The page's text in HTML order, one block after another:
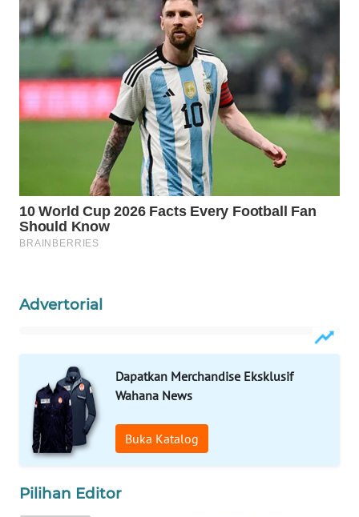
Advertorial
Dapatkan Merchandise Eksklusif
Wahana News
Buka Katalog
Pilihan Editor
LISTRIK
WAHANA
TRAVEL
WAHANA
TV
WAHANANEWS
WAHANANEWS
CO ID
NET
WAHANA
UMKM
WAHANA